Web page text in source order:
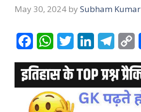
May 30, 2024 by Subham Kumar
c
e
b
W
a
t
s
i
t
t
n
k
e
l
e
g
p
y
L